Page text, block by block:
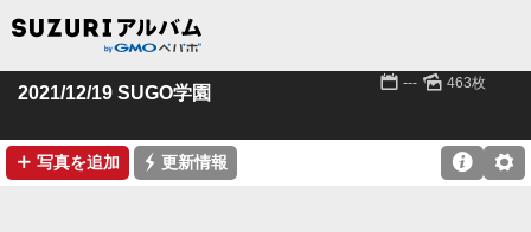
2021/12/19 SUGO学園 📅 --- 🌄 463枚
➕ 写真を追加 ⚡ 更新情報 ⚙
